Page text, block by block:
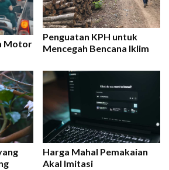
Motor
Penguatan KPH untuk
Mencegah Bencana Iklim
Harga Mahal Pemakaian
Akal Imitasi